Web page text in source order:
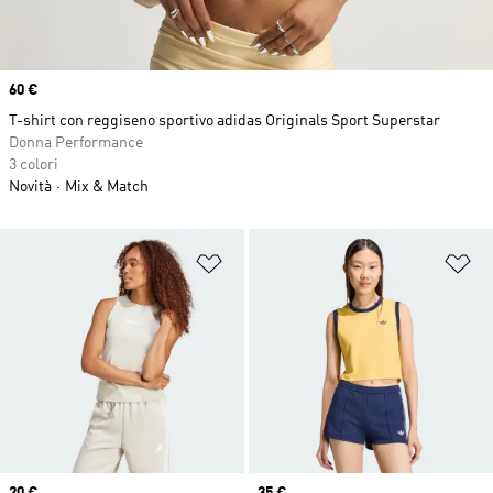
Aggiungi alla lista dei desideri
Price
60 €
T-shirt con reggiseno sportivo adidas Originals Sport Superstar
Donna Performance
3 colori
Novità
Mix & Match